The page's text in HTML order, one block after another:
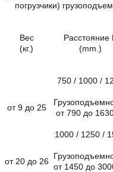
погрузчики)
Вес
(кг.)
Расстояние
(mm.)
750 / 1000 /
от 9 до 25
от 790 до 1630
1000 / 1250 /
от 20 до 26
от 1450 до